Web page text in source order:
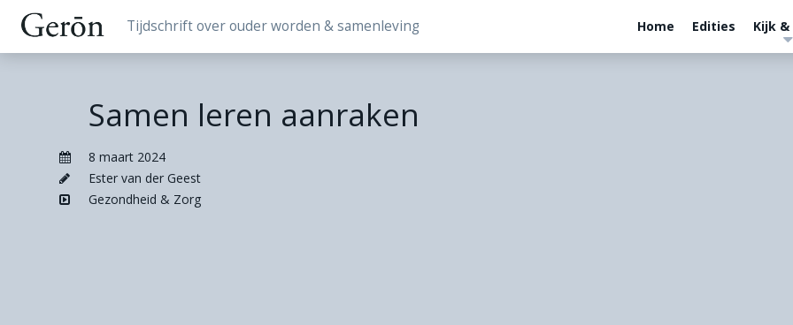
Tijdschrift over ouder worden & samenleving Home Edities Kijk &
Samen leren aanraken
8 maart 2024
Ester van der Geest
Gezondheid & Zorg